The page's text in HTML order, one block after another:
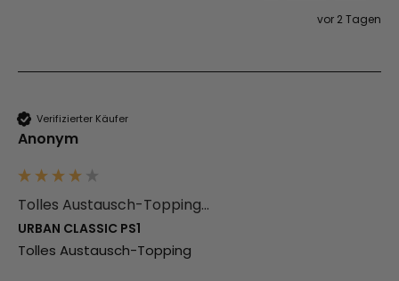
vor 2 Tagen
Verifizierter Käufer
Anonym
Tolles Austausch-Topping...
URBAN CLASSIC PS1
Tolles Austausch-Topping